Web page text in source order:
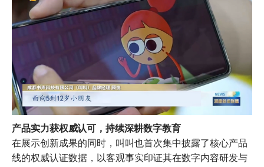
产品实力获权威认可，持续深耕数字教育
在展示创新成果的同时，叫叫也首次集中披露了核心产品
线的权威认证数据，以客观事实印证其在数字内容研发与